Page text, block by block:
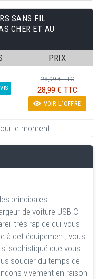
SANS FIL
CHER ET AU
PRIX
28,99 € TTC
28,99 € TTC
VOIR L’OFFRE
le moment.
principales
de voiture USB-C
très rapide qui vous
à cet équipement, vous
sophistiqué que vous
soucier du temps de
vivement en raison